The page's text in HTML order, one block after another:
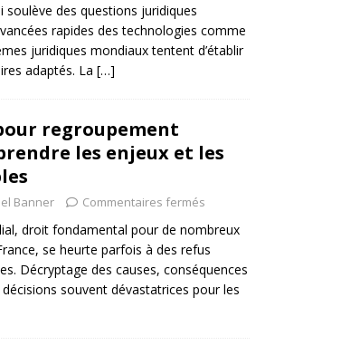
soulève des questions juridiques
rapides des technologies comme
juridiques mondiaux tentent d’établir
adaptés. La […]
regroupement
les enjeux et les
Banner Commentaires fermés
droit fondamental pour de nombreux
se heurte parfois à des refus
Décryptage des causes, conséquences
souvent dévastatrices pour les